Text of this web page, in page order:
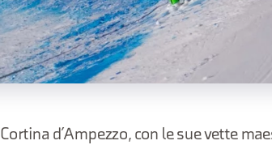
Cortina d’Ampezzo, con le sue vette